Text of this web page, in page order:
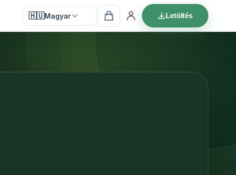
🇭🇺Magyar Letöltés